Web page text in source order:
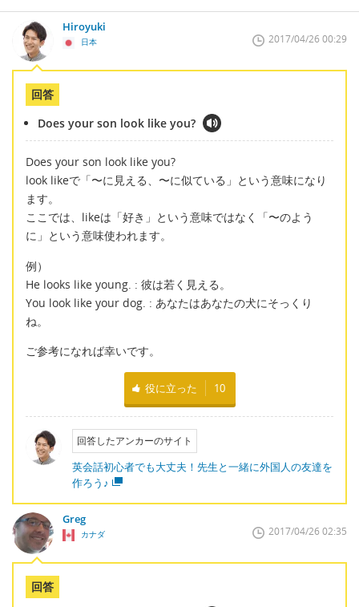
Hiroyuki
日本 2017/04/26 00:29
回答
Does your son look like you?
Does your son look like you?
look likeで「〜に見える、〜に似ている」という意味になり
ます。
ここでは、likeは「好き」という意味ではなく「〜のよう
に」という意味使われます。
例）
He looks like young. : 彼は若く見える。
You look like your dog. : あなたはあなたの犬にそっくり
ね。
ご参考になれば幸いです。
役に立った 10
回答したアンカーのサイト
英会話初心者でも大丈夫！先生と一緒に外国人の友達を
作ろう♪
Greg
カナダ 2017/04/26 02:35
回答